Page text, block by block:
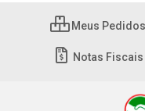
Meus Pedidos
Notas Fiscais